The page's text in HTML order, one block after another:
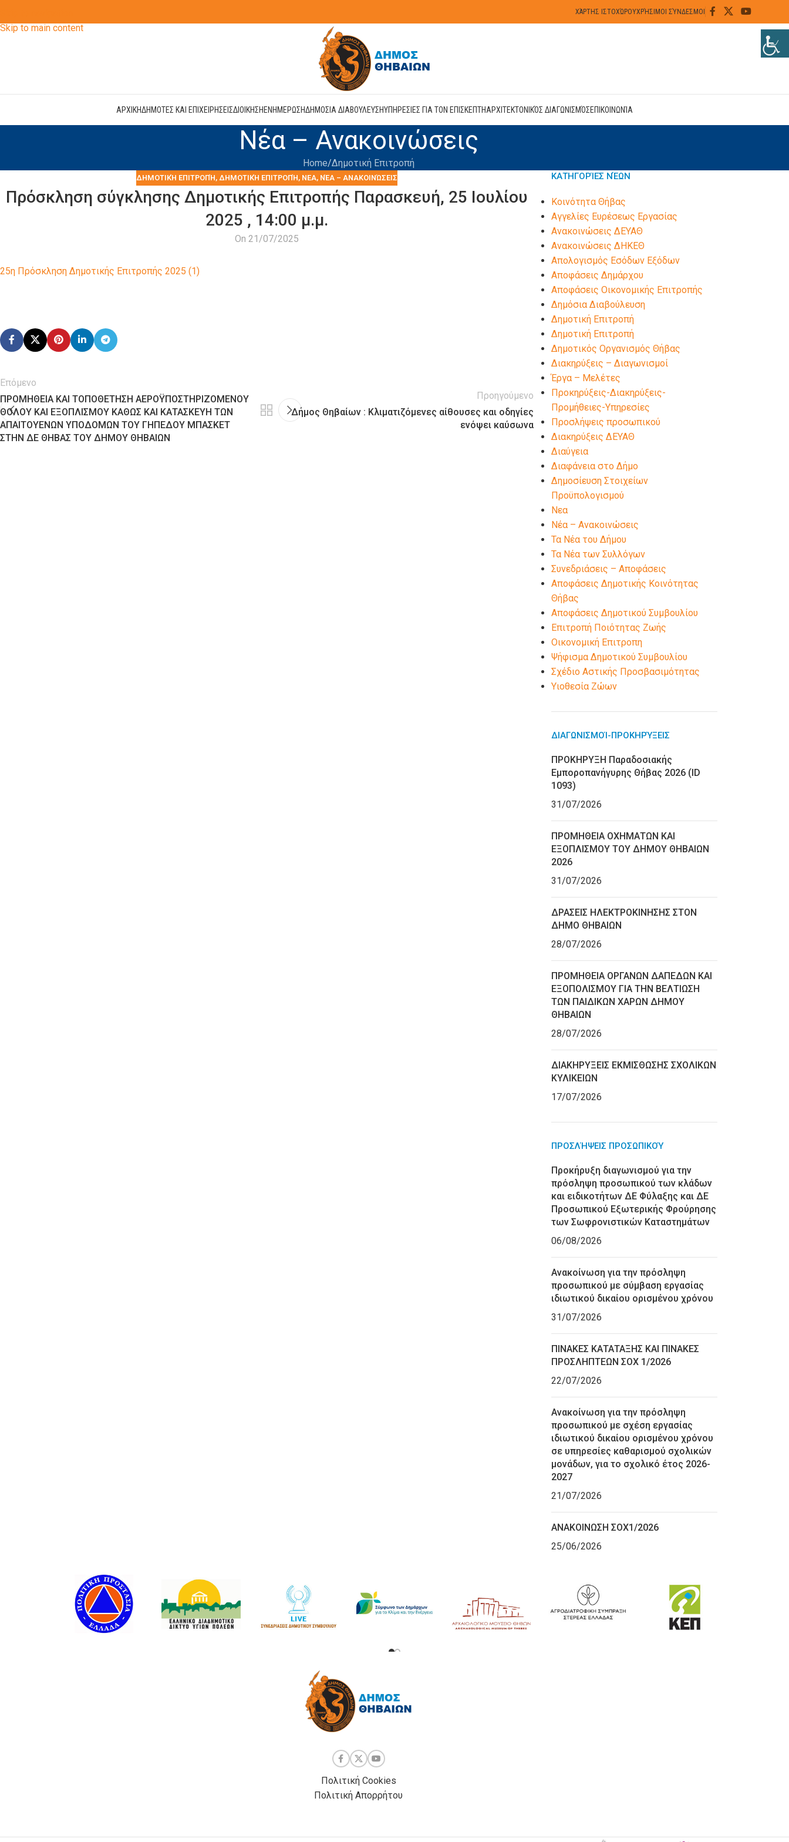
Skip to main content
ΧΆΡΤΗΣ ΙΣΤΟΧΏΡΟΥΧΡΉΣΙΜΟΙ ΣΎΝΔΕΣΜΟΙ
ΑΡΧΙΚΗΔΗΜΟΤΕΣ ΚΑΙ ΕΠΙΧΕΙΡΗΣΕΙΣΔΙΟΙΚΗΣΗΕΝΗΜΕΡΩΣΗΔΗΜΟΣΙΑ ΔΙΑΒΟΥΛΕΥΣΗΥΠΗΡΕΣΙΕΣ ΓΙΑ ΤΟΝ ΕΠΙΣΚΕΠΤΗΑΡΧΙΤΕΚΤΟΝΙΚΌΣ ΔΙΑΓΩΝΙΣΜΌΣΕΠΙΚΟΙΝΩΝΊΑ
Νέα – Ανακοινώσεις
Home Δημοτική Επιτροπή
ΔΗΜΟΤΙΚΉ ΕΠΙΤΡΟΠΉ, ΔΗΜΟΤΙΚΉ ΕΠΙΤΡΟΠΉ, ΝΕΑ, ΝΈΑ – ΑΝΑΚΟΙΝΏΣΕΙΣ
Πρόσκληση σύγκλησης Δημοτικής Επιτροπής Παρασκευή, 25 Ιουλίου
2025 , 14:00 μ.μ.
On 21/07/2025
25η Πρόσκληση Δημοτικής Επιτροπής 2025 (1)
Επόμενο
ΠΡΟΜΗΘΕΙΑ ΚΑΙ ΤΟΠΟΘΕΤΗΣΗ ΑΕΡΟΫΠΟΣΤΗΡΙΖΟΜΕΝΟΥ
ΘΟΛΟΥ ΚΑΙ ΕΞΟΠΛΙΣΜΟΥ ΚΑΘΩΣ ΚΑΙ ΚΑΤΑΣΚΕΥΗ ΤΩΝ
ΑΠΑΙΤΟΥΕΝΩΝ ΥΠΟΔΟΜΩΝ ΤΟΥ ΓΗΠΕΔΟΥ ΜΠΑΣΚΕΤ
ΣΤΗΝ ΔΕ ΘΗΒΑΣ ΤΟΥ ΔΗΜΟΥ ΘΗΒΑΙΩΝ
Προηγούμενο
Δήμος Θηβαίων : Kλιματιζόμενες αίθουσες και οδηγίες
ενόψει καύσωνα
ΚΑΤΗΓΟΡΊΕΣ ΝΈΩΝ
Kοινότητα Θήβας
Αγγελίες Ευρέσεως Εργασίας
Ανακοινώσεις ΔΕΥΑΘ
Ανακοινώσεις ΔΗΚΕΘ
Απολογισμός Εσόδων Εξόδων
Αποφάσεις Δημάρχου
Αποφάσεις Οικονομικής Επιτροπής
Δημόσια Διαβούλευση
Δημοτική Επιτροπή
Δημοτική Επιτροπή
Δημοτικός Οργανισμός Θήβας
Διακηρύξεις – Διαγωνισμοί
Έργα – Μελέτες
Προκηρύξεις-Διακηρύξεις-
Προμήθειες-Υπηρεσίες
Προσλήψεις προσωπικού
Διακηρύξεις ΔΕΥΑΘ
Διαύγεια
Διαφάνεια στο Δήμο
Δημοσίευση Στοιχείων
Προϋπολογισμού
Νεα
Νέα – Ανακοινώσεις
Τα Νέα του Δήμου
Τα Νέα των Συλλόγων
Συνεδριάσεις – Αποφάσεις
Αποφάσεις Δημοτικής Κοινότητας
Θήβας
Αποφάσεις Δημοτικού Συμβουλίου
Επιτροπή Ποιότητας Ζωής
Οικονομική Επιτροπη
Ψήφισμα Δημοτικού Συμβουλίου
Σχέδιο Αστικής Προσβασιμότητας
Υιοθεσία Ζώων
ΔΙΑΓΩΝΙΣΜΟΊ-ΠΡΟΚΗΡΎΞΕΙΣ
ΠΡΟΚΗΡΥΞΗ Παραδοσιακής
Εμποροπανήγυρης Θήβας 2026 (ID
1093)
31/07/2026
ΠΡΟΜΗΘΕΙΑ ΟΧΗΜΑΤΩΝ ΚΑΙ
ΕΞΟΠΛΙΣΜΟΥ ΤΟΥ ΔΗΜΟΥ ΘΗΒΑΙΩΝ
2026
31/07/2026
ΔΡΑΣΕΙΣ ΗΛΕΚΤΡΟΚΙΝΗΣΗΣ ΣΤΟΝ
ΔΗΜΟ ΘΗΒΑΙΩΝ
28/07/2026
ΠΡΟΜΗΘΕΙΑ ΟΡΓΑΝΩΝ ΔΑΠΕΔΩΝ ΚΑΙ
ΕΞΟΠΟΛΙΣΜΟΥ ΓΙΑ ΤΗΝ ΒΕΛΤΙΩΣΗ
ΤΩΝ ΠΑΙΔΙΚΩΝ ΧΑΡΩΝ ΔΗΜΟΥ
ΘΗΒΑΙΩΝ
28/07/2026
ΔΙΑΚΗΡΥΞΕΙΣ ΕΚΜΙΣΘΩΣΗΣ ΣΧΟΛΙΚΩΝ
ΚΥΛΙΚΕΙΩΝ
17/07/2026
ΠΡΟΣΛΉΨΕΙΣ ΠΡΟΣΩΠΙΚΟΎ
Προκήρυξη διαγωνισμού για την
πρόσληψη προσωπικού των κλάδων
και ειδικοτήτων ΔΕ Φύλαξης και ΔΕ
Προσωπικού Εξωτερικής Φρούρησης
των Σωφρονιστικών Καταστημάτων
06/08/2026
Ανακοίνωση για την πρόσληψη
προσωπικού με σύμβαση εργασίας
ιδιωτικού δικαίου ορισμένου χρόνου
31/07/2026
ΠΙΝΑΚΕΣ ΚΑΤΑΤΑΞΗΣ ΚΑΙ ΠΙΝΑΚΕΣ
ΠΡΟΣΛΗΠΤΕΩΝ ΣΟΧ 1/2026
22/07/2026
Ανακοίνωση για την πρόσληψη
προσωπικού με σχέση εργασίας
ιδιωτικού δικαίου ορισμένου χρόνου
σε υπηρεσίες καθαρισμού σχολικών
μονάδων, για το σχολικό έτος 2026-
2027
21/07/2026
ΑΝΑΚΟΙΝΩΣΗ ΣΟΧ1/2026
25/06/2026
Πολιτική Cookies
Πολιτική Απορρήτου